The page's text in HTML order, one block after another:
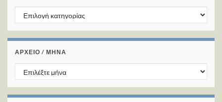
Kατηγορίες
ΑΡΧΕΙΟ / ΜΗΝΑ
ΑΡΧΕΙΟ / ΜΗΝΑ